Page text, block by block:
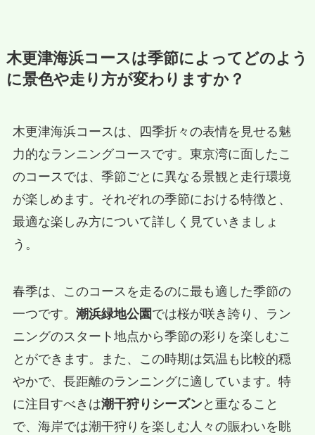
木更津海浜コースは季節によってどのよう
に景色や走り方が変わりますか？
木更津海浜コースは、四季折々の表情を見せる魅
力的なランニングコースです。東京湾に面したこ
のコースでは、季節ごとに異なる景観と走行環境
が楽しめます。それぞれの季節における特徴と、
最適な楽しみ方について詳しく見ていきましょ
う。
春季は、このコースを走るのに最も適した季節の
一つです。 潮浜緑地公園では桜が咲き誇り、ラン
ニングのスタート地点から季節の彩りを楽しむこ
とができます。また、この時期は気温も比較的穏
やかで、長距離のランニングに適しています。特
に注目すべきは潮干狩りシーズンと重なること
で、海岸では潮干狩りを楽しむ人々の賑わいを眺